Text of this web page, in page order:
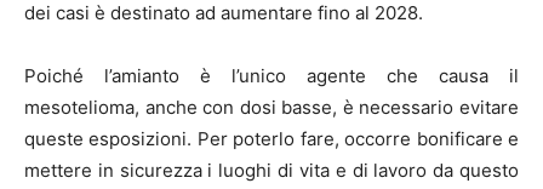
dei casi è destinato ad aumentare fino al 2028.
Poiché l’amianto è l’unico agente che causa il
mesotelioma, anche con dosi basse, è necessario evitare
queste esposizioni. Per poterlo fare, occorre bonificare e
mettere in sicurezza i luoghi di vita e di lavoro da questo